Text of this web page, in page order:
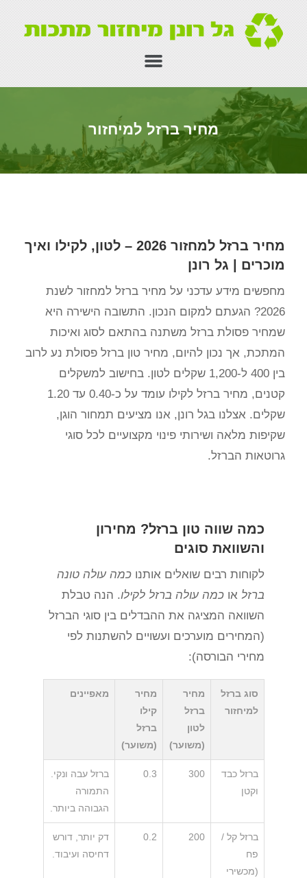
מחיר ברזל למיחזור
מחיר ברזל למחזור 2026 – לטון, לקילו ואיך
מוכרים | גל רונן
מחפשים מידע עדכני על מחיר ברזל למחזור לשנת
2026? הגעתם למקום הנכון. התשובה הישירה היא
שמחיר פסולת ברזל משתנה בהתאם לסוג ואיכות
המתכת, אך נכון להיום, מחיר טון ברזל פסולת נע לרוב
בין 400 ל-1,200 שקלים לטון. בחישוב למשקלים
קטנים, מחיר ברזל לקילו עומד על כ-0.40 עד 1.20
שקלים. אצלנו בגל רונן, אנו מציעים תמחור הוגן,
שקיפות מלאה ושירותי פינוי מקצועיים לכל סוגי
גרוטאות הברזל.
כמה שווה טון ברזל? מחירון
והשוואת סוגים
לקוחות רבים שואלים אותנוכמה עולה טונה
ברזל אוכמה עולה ברזל לקילו. הנה טבלת
השוואה המציגה את ההבדלים בין סוגי הברזל
(המחירים מוערכים ועשויים להשתנות לפי
מחירי הבורסה):
סוג ברזל
למיחזור
מחיר
ברזל
לטון
(משוער)
מחיר
קילו
ברזל
(משוער)
מאפיינים
ברזל כבד
וקטן
300
0.3
ברזל עבה ונקי.
התמורה
הגבוהה ביותר.
ברזל קל /
פח
(מכשירי
200
0.2
דק יותר, דורש
דחיסה ועיבוד.